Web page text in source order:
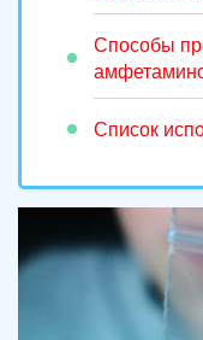
Способы
Список